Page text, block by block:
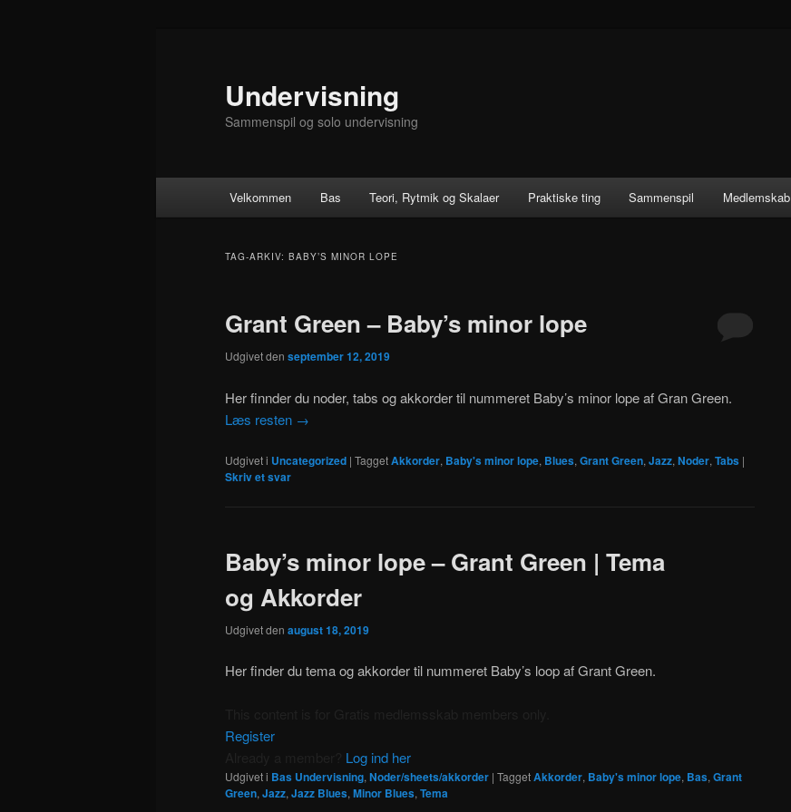
Undervisning
Sammenspil og solo undervisning
Velkommen Bas Teori, Rytmik og Skalaer Praktiske ting Sammenspil Medlemskab
TAG-ARKIV: BABY’S MINOR LOPE
Grant Green – Baby’s minor lope
Udgivet den september 12, 2019
Her finnder du noder, tabs og akkorder til nummeret Baby’s minor lope af Gran Green.
Læs resten →
Udgivet i Uncategorized | TaggetAkkorder, Baby's minor lope, Blues, Grant Green, Jazz, Noder, Tabs |
Skriv et svar
Baby’s minor lope – Grant Green | Tema
og Akkorder
Udgivet den august 18, 2019
Her finder du tema og akkorder til nummeret Baby’s loop af Grant Green.
Register
Log ind her
Udgivet i Bas Undervisning, Noder/sheets/akkorder | TaggetAkkorder, Baby's minor lope, Bas, Grant
Green, Jazz, Jazz Blues, Minor Blues, Tema